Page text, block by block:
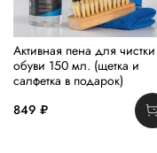
Активная пена для чистки
обуви 150 мл. (щетка и
салфетка в подарок)
849 ₽